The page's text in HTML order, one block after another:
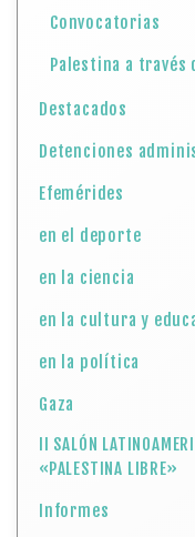
Convocatorias
Palestina a través
Destacados
Detenciones
Efemérides
en el deporte
en la ciencia
en la cultura y
en la política
Gaza
II SALÓN
«PALESTINA LIBRE»
Informes